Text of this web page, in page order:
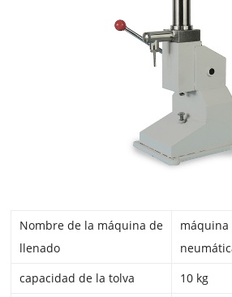
Nombre de la máquina de
llenado
capacidad de la tolva
10 kg